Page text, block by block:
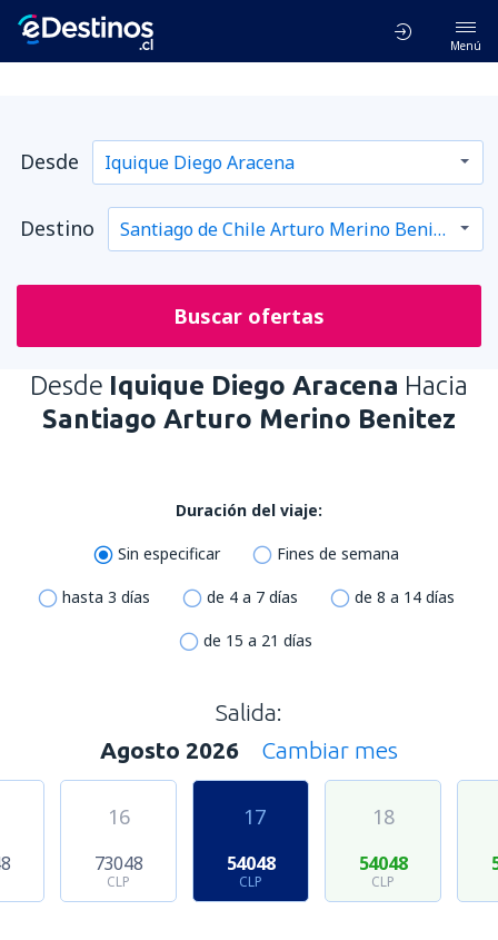
Menú
Desde
Destino
Buscar ofertas
Desde Iquique Diego Aracena Hacia
Santiago Arturo Merino Benitez
Duración del viaje:
Sin especificar Fines de semana
hasta 3 días de 4 a 7 días de 8 a 14 días
de 15 a 21 días
Salida:
Agosto 2026
Cambiar mes
16
73048
CLP
17
54048
CLP
18
54048
CLP